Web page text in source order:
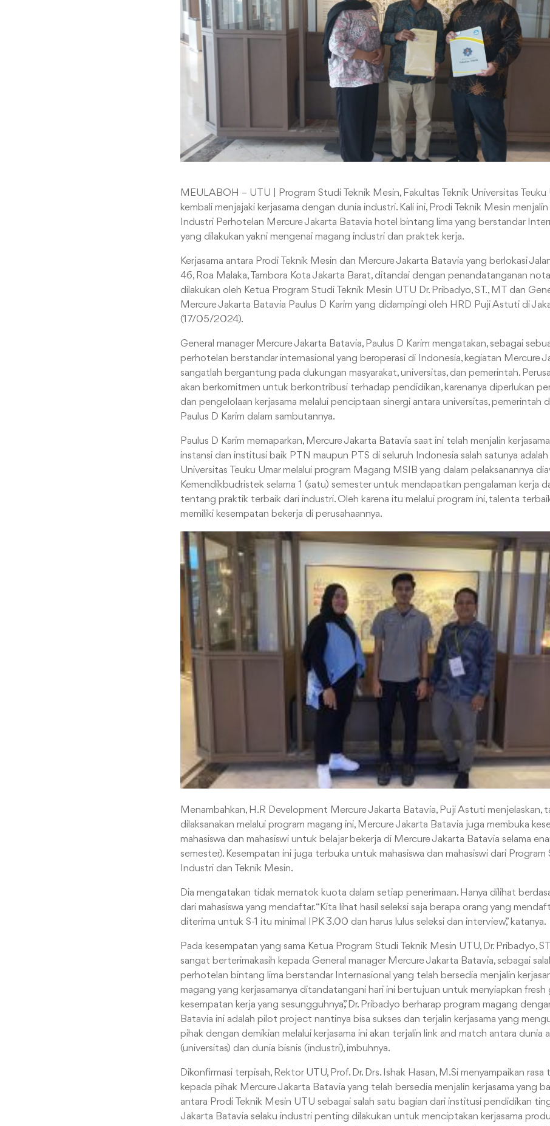
MEULABOH – UTU | Program Studi Teknik Mesin, Fakultas Teknik Universitas Teuku
kembali menjajaki kerjasama dengan dunia industri. Kali ini, Prodi Teknik Mesin
Industri Perhotelan Mercure Jakarta Batavia hotel bintang lima yang berstandar
yang dilakukan yakni mengenai magang industri dan praktek kerja.
Kerjasama antara Prodi Teknik Mesin dan Mercure Jakarta Batavia yang berlokasi
46, Roa Malaka, Tambora Kota Jakarta Barat, ditandai dengan penandatanganan
dilakukan oleh Ketua Program Studi Teknik Mesin UTU Dr. Pribadyo, ST., MT dan
Mercure Jakarta Batavia Paulus D Karim yang didampingi oleh HRD Puji Astuti di
(17/05/2024).
General manager Mercure Jakarta Batavia, Paulus D Karim mengatakan, sebagai
perhotelan berstandar internasional yang beroperasi di Indonesia, kegiatan Mercure
sangatlah bergantung pada dukungan masyarakat, universitas, dan pemerintah.
akan berkomitmen untuk berkontribusi terhadap pendidikan, karenanya diperlukan
dan pengelolaan kerjasama melalui penciptaan sinergi antara universitas, pemerintah
Paulus D Karim dalam sambutannya.
Paulus D Karim memaparkan, Mercure Jakarta Batavia saat ini telah menjalin
instansi dan institusi baik PTN maupun PTS di seluruh Indonesia salah satunya
Universitas Teuku Umar melalui program Magang MSIB yang dalam pelaksanannya
Kemendikbudristek selama 1 (satu) semester untuk mendapatkan pengalaman kerja
tentang praktik terbaik dari industri. Oleh karena itu melalui program ini, talenta
memiliki kesempatan bekerja di perusahaannya.
Menambahkan, H.R Development Mercure Jakarta Batavia, Puji Astuti menjelaskan,
dilaksanakan melalui program magang ini, Mercure Jakarta Batavia juga membuka
mahasiswa dan mahasiswi untuk belajar bekerja di Mercure Jakarta Batavia selama
semester). Kesempatan ini juga terbuka untuk mahasiswa dan mahasiswi dari
Industri dan Teknik Mesin.
Dia mengatakan tidak mematok kuota dalam setiap penerimaan. Hanya dilihat
dari mahasiswa yang mendaftar. “Kita lihat hasil seleksi saja berapa orang yang
diterima untuk S-1 itu minimal IPK 3.00 dan harus lulus seleksi dan interview,” katanya.
Pada kesempatan yang sama Ketua Program Studi Teknik Mesin UTU, Dr. Pribadyo,
sangat berterimakasih kepada General manager Mercure Jakarta Batavia, sebagai
perhotelan bintang lima berstandar Internasional yang telah bersedia menjalin
magang yang kerjasamanya ditandatangani hari ini bertujuan untuk menyiapkan
kesempatan kerja yang sesungguhnya,”. Dr. Pribadyo berharap program magang
Batavia ini adalah pilot project nantinya bisa sukses dan terjalin kerjasama yang
pihak dengan demikian melalui kerjasama ini akan terjalin link and match antara dunia
(universitas) dan dunia bisnis (industri), imbuhnya.
Dikonfirmasi terpisah, Rektor UTU, Prof. Dr. Drs. Ishak Hasan, M.Si menyampaikan rasa
kepada pihak Mercure Jakarta Batavia yang telah bersedia menjalin kerjasama yang
antara Prodi Teknik Mesin UTU sebagai salah satu bagian dari institusi pendidikan
Jakarta Batavia selaku industri penting dilakukan untuk menciptakan kerjasama